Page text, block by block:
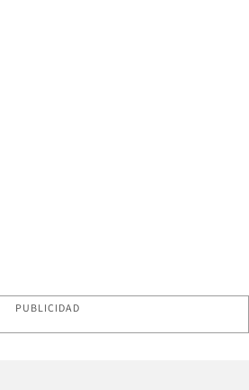
PUBLICIDAD